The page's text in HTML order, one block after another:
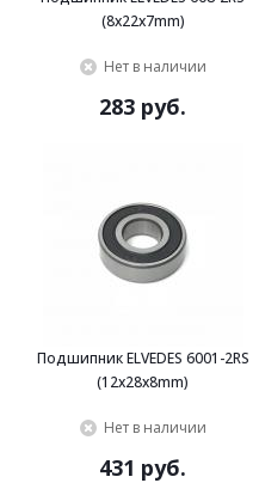
(8x22x7mm)
Нет в наличии
283 руб.
Подшипник ELVEDES 6001-2RS
(12x28x8mm)
Нет в наличии
431 руб.